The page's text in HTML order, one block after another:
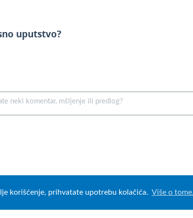
korišćenje, prihvatate upotrebu kolačića. Više o
uputstvo?